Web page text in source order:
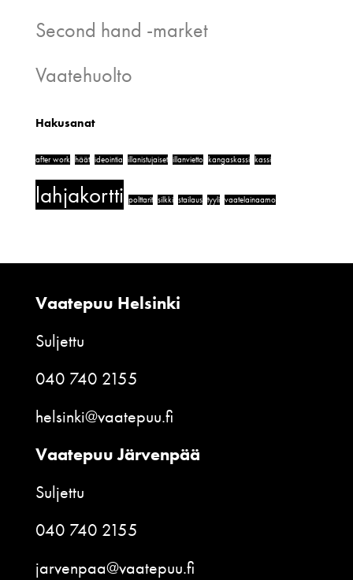
Second hand -market
Vaatehuolto
Hakusanat
after work häät ideointia illanistujaiset illanvietto kangaskassi kassi
lahjakortti polttarit silkki stailaus tyyli vaatelainaamo
Vaatepuu Helsinki
Suljettu
040 740 2155
helsinki@vaatepuu.fi
Vaatepuu Järvenpää
Suljettu
040 740 2155
jarvenpaa@vaatepuu.fi